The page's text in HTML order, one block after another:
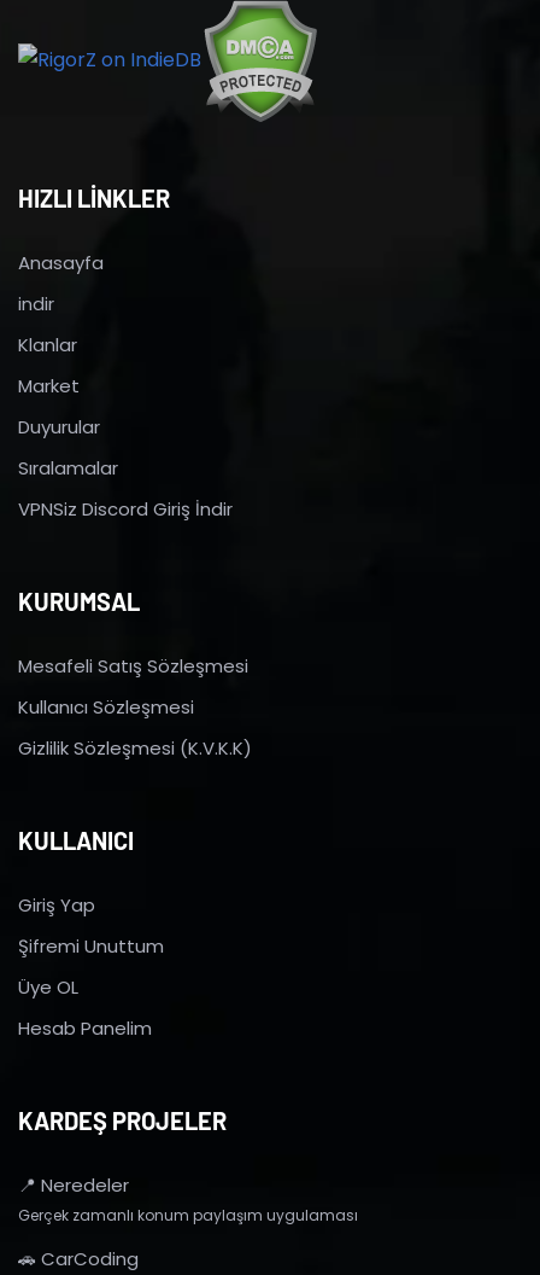
HIZLI LİNKLER
Anasayfa
indir
Klanlar
Market
Duyurular
Sıralamalar
VPNSiz Discord Giriş İndir
KURUMSAL
Mesafeli Satış Sözleşmesi
Kullanıcı Sözleşmesi
Gizlilik Sözleşmesi (K.V.K.K)
KULLANICI
Giriş Yap
Şifremi Unuttum
Üye OL
Hesab Panelim
KARDEŞ PROJELER
📍 Neredeler
Gerçek zamanlı konum paylaşım uygulaması
🚗 CarCoding